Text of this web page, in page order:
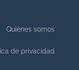
Quiénes somos
de privacidad